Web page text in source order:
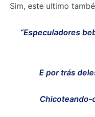
Sim, este ultimo
“Especuladores
E por trás
Chicoteando-